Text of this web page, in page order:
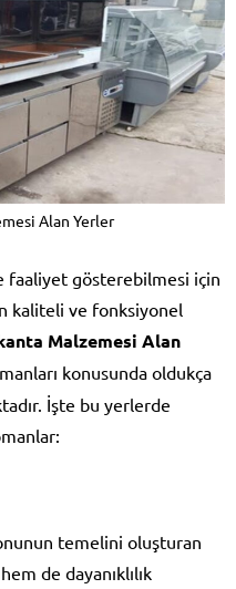
Alan Yerler
faaliyet gösterebilmesi için
kaliteli ve fonksiyonel
Malzemesi Alan
konusunda oldukça
İşte bu yerlerde
temelini oluşturan
de dayanıklılık